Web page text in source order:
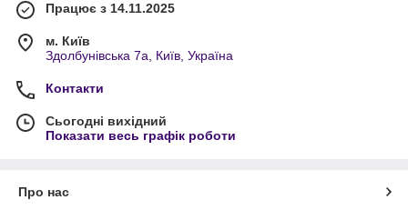
Працює з 14.11.2025
м. Київ
Здолбунівська 7а, Київ, Україна
Контакти
Сьогодні вихідний
Показати весь графік роботи
Про нас